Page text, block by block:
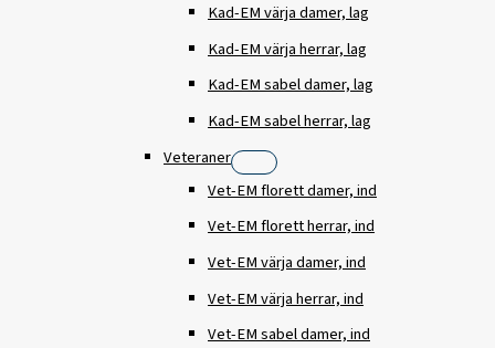
Kad-EM värja damer, lag
Kad-EM värja herrar, lag
Kad-EM sabel damer, lag
Kad-EM sabel herrar, lag
Veteraner
Vet-EM florett damer, ind
Vet-EM florett herrar, ind
Vet-EM värja damer, ind
Vet-EM värja herrar, ind
Vet-EM sabel damer, ind